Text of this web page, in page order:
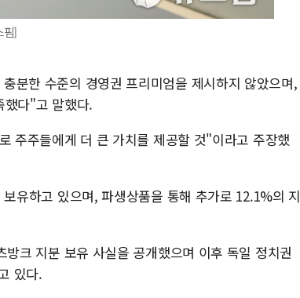
핌]
분한 수준의 경영권 프리미엄을 제시하지 않았으며,
했다"고 말했다.
주주들에게 더 큰 가치를 제공할 것"이라고 주장했
유하고 있으며, 파생상품을 통해 추가로 12.1%의 지
크 지분 보유 사실을 공개했으며 이후 독일 정치권
있다.